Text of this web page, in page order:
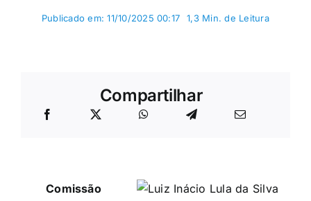
Publicado em: 11/10/2025 00:17 1,3 Min. de Leitura
Compartilhar
Comissão